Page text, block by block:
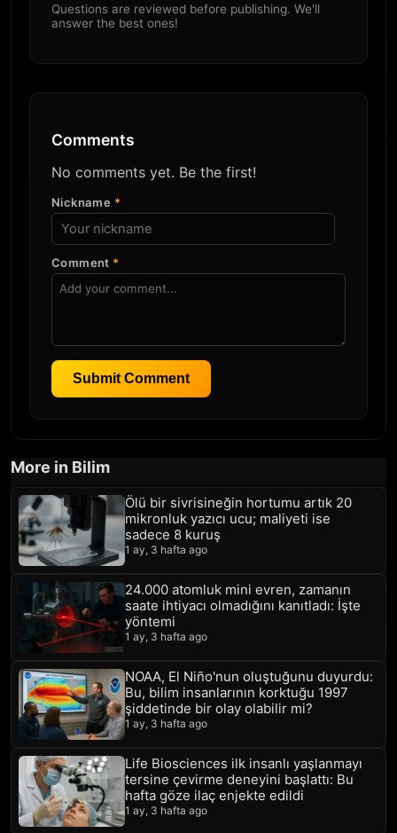
Questions are reviewed before publishing. We'll
answer the best ones!
Comments
No comments yet. Be the first!
Nickname *
Comment *
Submit Comment
More in Bilim
Ölü bir sivrisineğin hortumu artık 20
mikronluk yazıcı ucu; maliyeti ise
sadece 8 kuruş
1 ay, 3 hafta ago
24.000 atomluk mini evren, zamanın
saate ihtiyacı olmadığını kanıtladı: İşte
yöntemi
1 ay, 3 hafta ago
NOAA, El Niño'nun oluştuğunu duyurdu:
Bu, bilim insanlarının korktuğu 1997
şiddetinde bir olay olabilir mi?
1 ay, 3 hafta ago
Life Biosciences ilk insanlı yaşlanmayı
tersine çevirme deneyini başlattı: Bu
hafta göze ilaç enjekte edildi
1 ay, 3 hafta ago